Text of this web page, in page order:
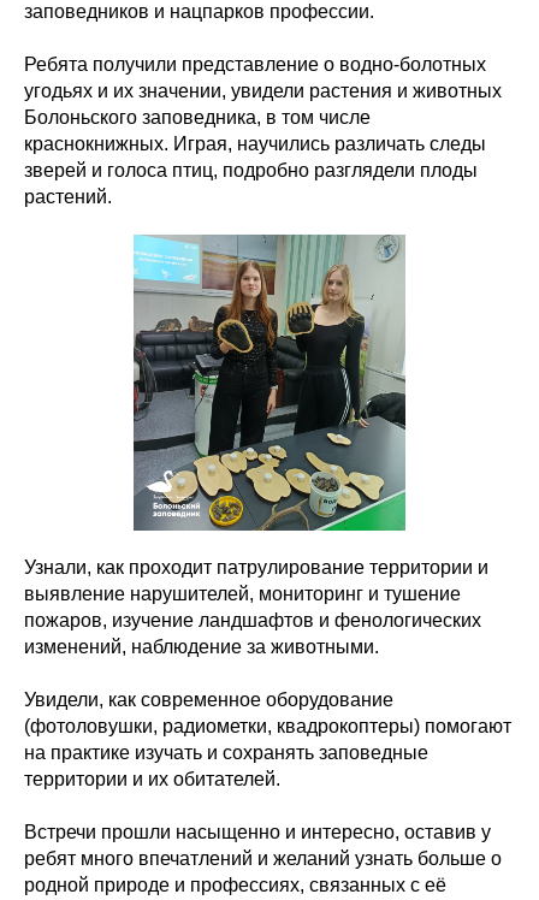
заповедников и нацпарков профессии.
Ребята получили представление о водно-болотных
угодьях и их значении, увидели растения и животных
Болоньского заповедника, в том числе
краснокнижных. Играя, научились различать следы
зверей и голоса птиц, подробно разглядели плоды
растений.
Узнали, как проходит патрулирование территории и
выявление нарушителей, мониторинг и тушение
пожаров, изучение ландшафтов и фенологических
изменений, наблюдение за животными.
Увидели, как современное оборудование
(фотоловушки, радиометки, квадрокоптеры) помогают
на практике изучать и сохранять заповедные
территории и их обитателей.
Встречи прошли насыщенно и интересно, оставив у
ребят много впечатлений и желаний узнать больше о
родной природе и профессиях, связанных с её